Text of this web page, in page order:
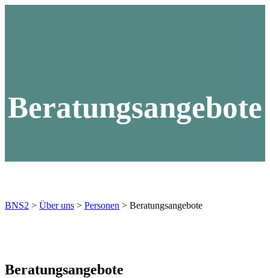
BILDUNGSANGEBOTE
Beratungsangebote
BNS2 > Über uns > Personen > Beratungsangebote
Beratungsangebote